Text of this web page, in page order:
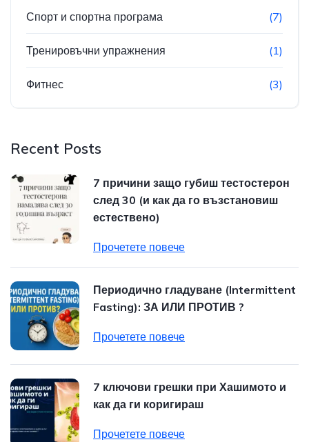
Спорт и спортна програма (7)
Тренировъчни упражнения (1)
Фитнес (3)
Recent Posts
7 причини защо губиш тестостерон
след 30 (и как да го възстановиш
естествено)
Прочетете повече
Периодично гладуване (Intermittent
Fasting): ЗА ИЛИ ПРОТИВ ?
Прочетете повече
7 ключови грешки при Хашимото и
как да ги коригираш
Прочетете повече